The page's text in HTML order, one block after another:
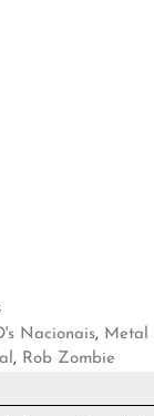
Nacionais, Metal
, Rob Zombie